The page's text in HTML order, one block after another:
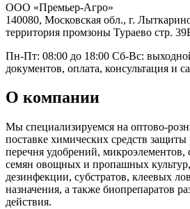
ООО «Премьер-Агро»
140080, Московская обл., г.
территория промзоны Тураево стр.
Пн-Пт: 08:00 до 18:00 Сб-Вс:
документов, оплата, консультация и
О компании
Мы специализируемся на оптово-
поставке химических средств
перечня удобрений, микроэлементов,
семян овощных и пропашных культур,
дезинфекции, субстратов, клеевых
назначения, а также биопрепаратов
действия.